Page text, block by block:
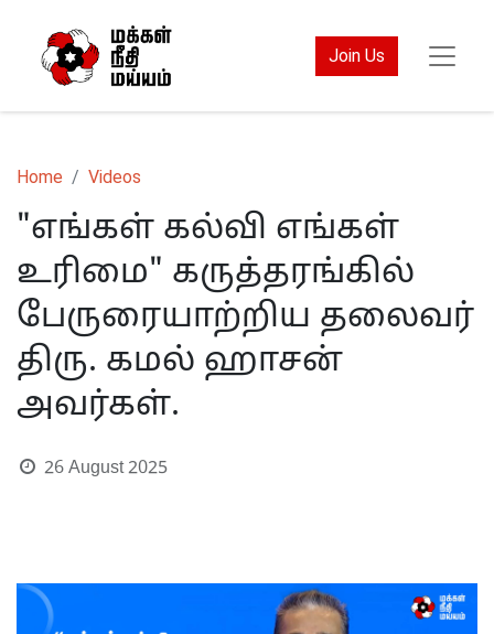
Join Us
Home Videos
"எங்கள் கல்வி எங்கள்
உரிமை" கருத்தரங்கில்
பேருரையாற்றிய தலைவர்
திரு. கமல் ஹாசன்
அவர்கள்.
26 August 2025